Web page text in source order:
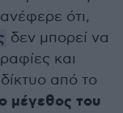
ανέφερε ότι,
δεν μπορεί να
και
από το
μέγεθος του